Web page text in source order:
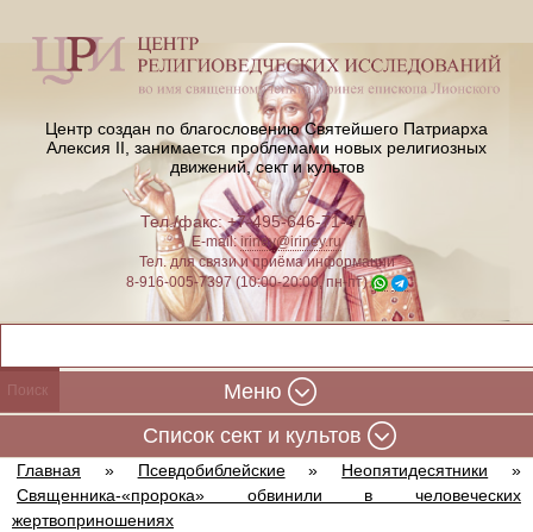
Центр создан по благословению Святейшего Патриарха
Алексия II, занимается проблемами новых религиозных
движений, сект и культов
Тел./факс: +7-495-646-71-47
E-mail:iriney@iriney.ru
Тел. для связи и приёма информации
8-916-005-7397 (10:00-20:00, пн-пт)
Меню
Cписок сект и культов
Главная » Псевдобиблейские » Неопятидесятники
»
Священника-«пророка» обвинили в человеческих
жертвоприношениях